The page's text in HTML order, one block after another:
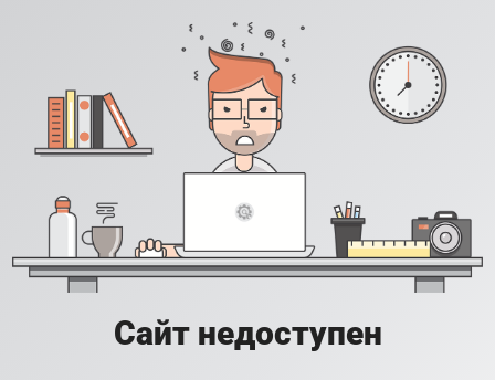
Сайт недоступен